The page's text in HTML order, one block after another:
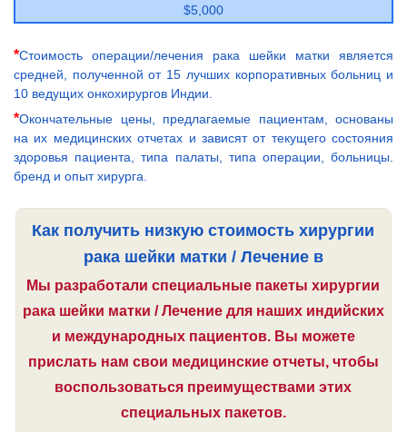
$5,000
*Стоимость операции/лечения рака шейки матки является
средней, полученной от 15 лучших корпоративных больниц и
10 ведущих онкохирургов Индии.
*Окончательные цены, предлагаемые пациентам, основаны
на их медицинских отчетах и зависят от текущего состояния
здоровья пациента, типа палаты, типа операции, больницы.
бренд и опыт хирурга.
Как получить низкую стоимость хирургии
рака шейки матки / Лечение в
Мы разработали специальные пакеты хирургии
рака шейки матки / Лечение для наших индийских
и международных пациентов. Вы можете
прислать нам свои медицинские отчеты, чтобы
воспользоваться преимуществами этих
специальных пакетов.